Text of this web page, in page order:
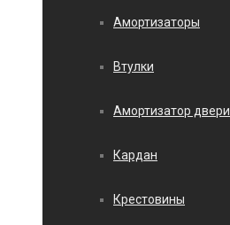
Амортизаторы
Втулки
Амортизатор двери
Кардан
Крестовины